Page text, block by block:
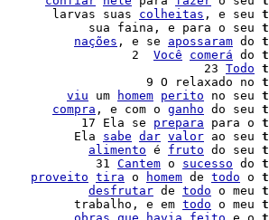
|       larvas suas colheitas , e seu
|            sua faina, e para o seu
nações , e se apossaram do
|                  2 Você comerá do
|                            23 Todo
|                    9 O relaxado no
viu um homem perito no seu
compra , e com o ganho do seu
|           17 Ela se prepara para o
|          Ela sabe dar valor ao seu
alimento é fruto do seu
|             31 Cantem o sucesso do
proveito tira o homem de todo o
desfrutar de todo o meu
|          trabalho, e em todo o meu